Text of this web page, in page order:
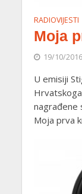
RADIOVIJESTI
Moja
19/10/2016
U emisiji
nagrađene
Moja prva